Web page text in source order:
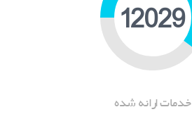
15603
خدمات ارانه شده